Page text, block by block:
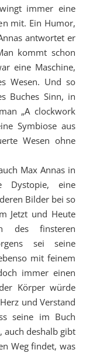
immer eine
mit. Ein Humor,
antwortet er
kommt schon
eine Maschine,
Wesen. Und so
Buches Sinn, in
„A clockwork
Symbiose aus
Wesen ohne
Max Annas in
Dystopie, eine
Bilder bei so
Jetzt und Heute
des finsteren
sei seine
mit feinem
immer einen
Körper würde
und Verstand
seine im Buch
auch deshalb gibt
Weg findet, was